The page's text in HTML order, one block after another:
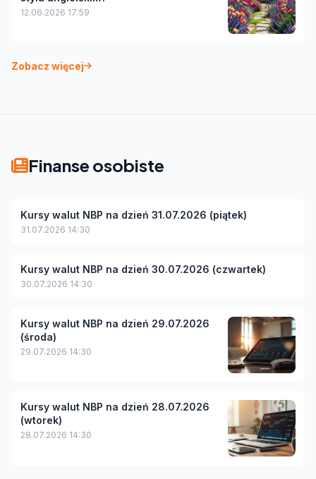
12.06.2026 17:59
Zobacz więcej
Finanse osobiste
Kursy walut NBP na dzień 31.07.2026 (piątek)
31.07.2026 14:30
Kursy walut NBP na dzień 30.07.2026 (czwartek)
30.07.2026 14:30
Kursy walut NBP na dzień 29.07.2026
(środa)
29.07.2026 14:30
Kursy walut NBP na dzień 28.07.2026
(wtorek)
28.07.2026 14:30